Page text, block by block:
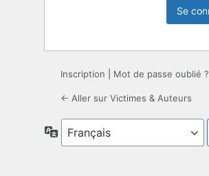
Inscription Mot de passe oublié ?
← Aller sur Victimes & Auteurs
Langue